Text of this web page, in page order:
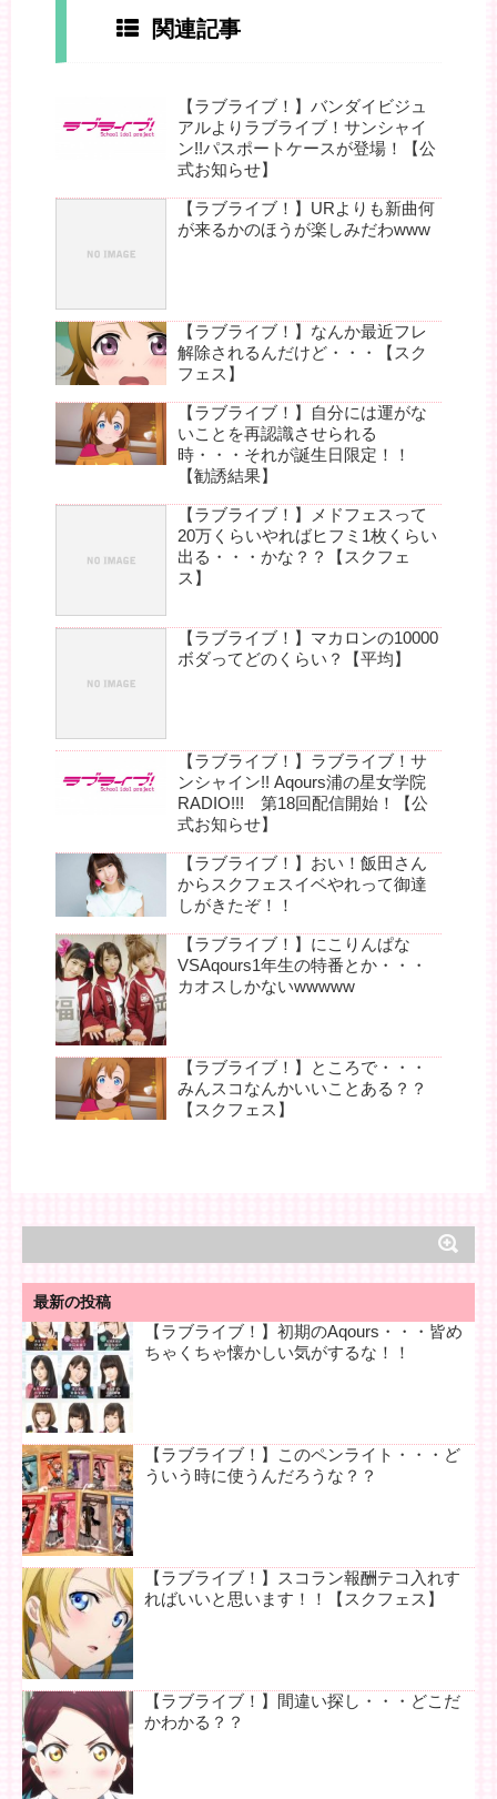
関連記事
【ラブライブ！】バンダイビジュ
アルよりラブライブ！サンシャイ
ン!!パスポートケースが登場！【公
式お知らせ】
【ラブライブ！】URよりも新曲何
が来るかのほうが楽しみだわwww
【ラブライブ！】なんか最近フレ
解除されるんだけど・・・【スク
フェス】
【ラブライブ！】自分には運がな
いことを再認識させられる
時・・・それが誕生日限定！！
【勧誘結果】
【ラブライブ！】メドフェスって
20万くらいやればヒフミ1枚くらい
出る・・・かな？？【スクフェ
ス】
【ラブライブ！】マカロンの10000
ボダってどのくらい？【平均】
【ラブライブ！】ラブライブ！サ
ンシャイン!! Aqours浦の星女学院
RADIO!!! 第18回配信開始！【公
式お知らせ】
【ラブライブ！】おい！飯田さん
からスクフェスイベやれって御達
しがきたぞ！！
【ラブライブ！】にこりんぱな
VSAqours1年生の特番とか・・・
カオスしかないwwwww
【ラブライブ！】ところで・・・
みんスコなんかいいことある？？
【スクフェス】
最新の投稿
【ラブライブ！】初期のAqours・・・皆め
ちゃくちゃ懐かしい気がするな！！
【ラブライブ！】このペンライト・・・ど
ういう時に使うんだろうな？？
【ラブライブ！】スコラン報酬テコ入れす
ればいいと思います！！【スクフェス】
【ラブライブ！】間違い探し・・・どこだ
かわかる？？